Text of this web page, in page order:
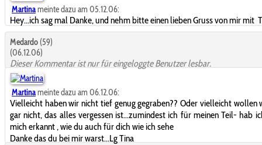
Martinameinte dazu am 05.12.06:
Hey...ich sag mal Danke, und nehm bitte einen lieben Gruss von mir mit
Medardo (59)
(06.12.06)
Dieser Kommentar ist nur für eingeloggte Benutzer lesbar.
Martinameinte dazu am 06.12.06:
Vielleicht haben wir nicht tief genug gegraben?? Oder vielleicht wollen
gar nicht, das alles vergessen ist...zumindest ich für meinen Teil- hab
mich erkannt , wie du auch für dich wie ich sehe
Danke das du bei mir warst...Lg Tina